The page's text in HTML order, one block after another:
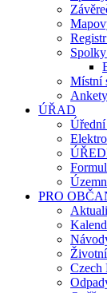
Místní
Ankety
ÚŘAD
PRO
Czech